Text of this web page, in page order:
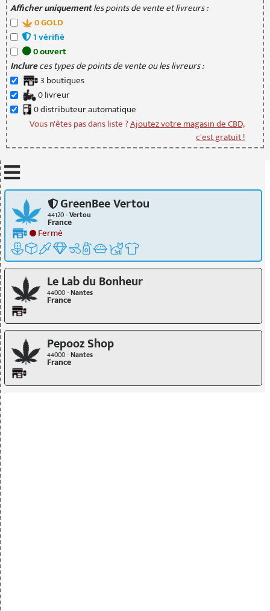
Afficher uniquementles points de vente et livreurs :
0GOLD
1vérifié
0ouvert
Inclureces types de points de vente ou les livreurs :
3 boutiques
0livreur
0distributeurautomatique
Vous n'êtes pas dans liste ?Ajoutez votre magasin de CBD,
c'est gratuit !
GreenBee Vertou
44120 -Vertou
France
Fermé
Le Lab du Bonheur
44000 -Nantes
France
Pepooz Shop
44000 -Nantes
France